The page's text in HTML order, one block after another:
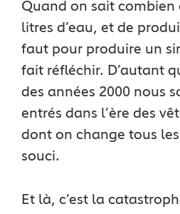
Quand on sait combien
litres d’eau, et de
faut pour produire un
fait réfléchir. D’autant
des années 2000 nous
entrés dans l’ère des
dont on change tous
souci.
Et là, c’est la